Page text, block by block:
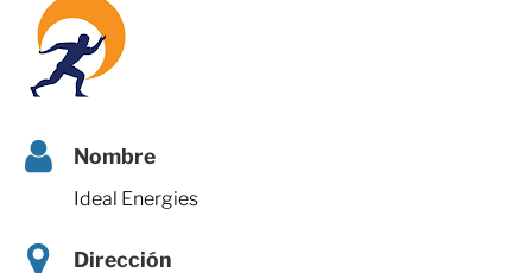
Nombre
Ideal Energies
Dirección